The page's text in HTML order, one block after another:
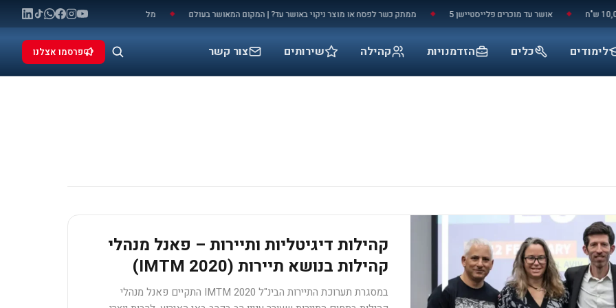
מלחמה: המאני טיים שלכם להתפרסם (ולעשות ממתק כשר לפסח או מוצר ניקוי באושר עד? | המקום המאושר בעולם אושר עד מוכרים פלייסטיישן 5
לימודים כלים הזדמנויות קהילה שירותים צור קשר פרסמו אצלנו
קהילות דיגיטליות ותיירות – פאנל מנהלי
קהילות בנושא תיירות (IMTM 2020)
במסגרת תערוכת התיירות הבינ"ל IMTM 2020 התקיים פאנל מנהלי